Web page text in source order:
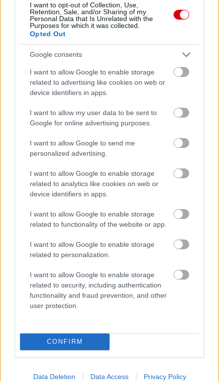
I want to opt-out of Collection, Use,
Retention, Sale, and/or Sharing of my
Personal Data that Is Unrelated with the
Purposes for which it was collected.
Opted Out
Google consents
I want to allow Google to enable storage
related to advertising like cookies on web or
device identifiers in apps.
I want to allow my user data to be sent to
Google for online advertising purposes.
I want to allow Google to send me
personalized advertising.
I want to allow Google to enable storage
related to analytics like cookies on web or
device identifiers in apps.
I want to allow Google to enable storage
related to functionality of the website or app.
I want to allow Google to enable storage
related to personalization.
I want to allow Google to enable storage
related to security, including authentication
functionality and fraud prevention, and other
user protection.
CONFIRM
Data Deletion Data Access Privacy Policy
1 nap 7 óra 54 perc 25 másodperc
Leeds UnitedvsManchester United
AC MilanvsManchester United
ELŐZŐ MÉRKŐZÉSEK
Támogatás
Támogasd adományoddal
a ManUtdFanatics.hu működését!
Kapcsolódó hírek
MICHAEL CARRICK